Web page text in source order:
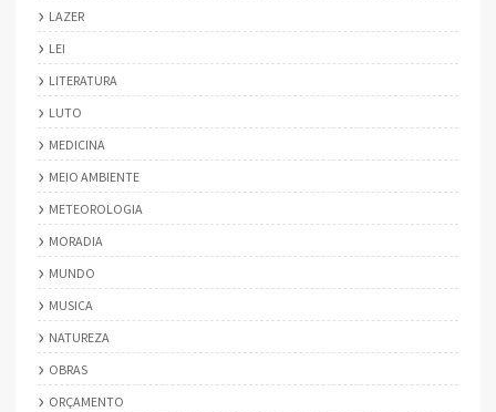
LAZER
LEI
LITERATURA
LUTO
MEDICINA
MEIO AMBIENTE
METEOROLOGIA
MORADIA
MUNDO
MUSICA
NATUREZA
OBRAS
ORÇAMENTO